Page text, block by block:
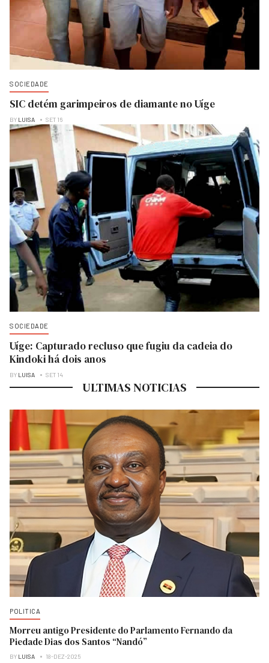
SOCIEDADE
SIC detém garimpeiros de diamante no Uíge
BY LUISA SET 16
SOCIEDADE
Uíge: Capturado recluso que fugiu da cadeia do
Kindoki há dois anos
BY LUISA SET 14
ULTIMAS NOTICIAS
POLITICA
Morreu antigo Presidente do Parlamento Fernando da
Piedade Dias dos Santos “Nandó”
BY LUISA 18-DEZ-2025